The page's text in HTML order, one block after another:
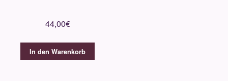
44,00€
In den Warenkorb